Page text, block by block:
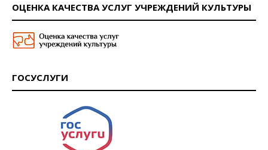
ОЦЕНКА КАЧЕСТВА УСЛУГ УЧРЕЖДЕНИЙ КУЛЬТУРЫ
ГОСУСЛУГИ